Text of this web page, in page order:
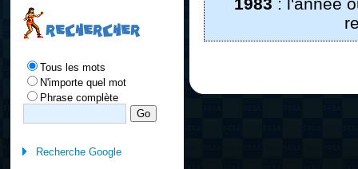
RECHERCHER
Tous les mots
N'importe quel mot
Phrase complète
Recherche Google